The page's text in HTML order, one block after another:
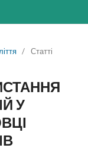
/ Статті
У